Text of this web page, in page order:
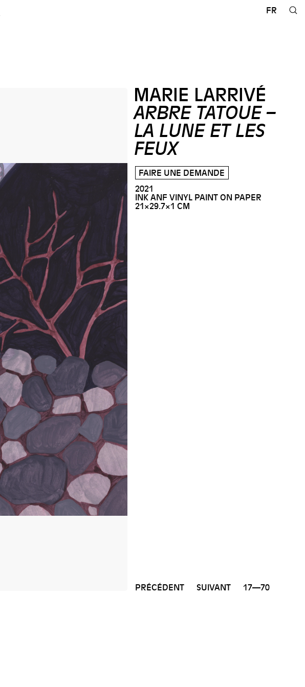
FR
MARIE LARRIVÉ
ARBRE TATOUE –
LA LUNE ET LES
FEUX
FAIRE UNE DEMANDE
2021
INK ANF VINYL PAINT ON PAPER
21×29.7×1 CM
PRÉCÉDENT SUIVANT 17—70